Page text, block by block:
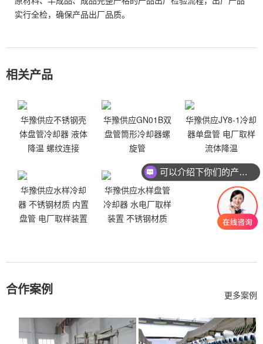
实行全检，确保产品出厂品质。
相关产品
华豫供应不锈钢壳
体盘管冷却器 液体
降温 螺纹连接
华豫供应GN01B双
盘管筒形冷却器螺
旋管
华豫供应JY8-1冷却
器单盘管 电厂取样
流体降温
华豫供应水样冷却
器 不锈钢材质 内置
盘管 电厂取样装置
华豫供应水样盘管
冷却器 水电厂取样
装置 不锈钢材质
更多案例
合作案例
可以介绍下你们的产品么
你们是怎么收费的呢